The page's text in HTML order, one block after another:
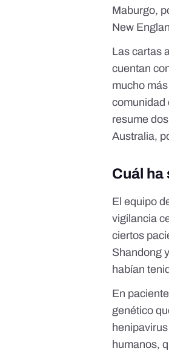
Maburgo,
New
Las cartas
cuentan
mucho
comunidad
resume
Australia,
Cuál
El equipo
vigilancia
ciertos
Shandong
habían
En
genético
humanos,